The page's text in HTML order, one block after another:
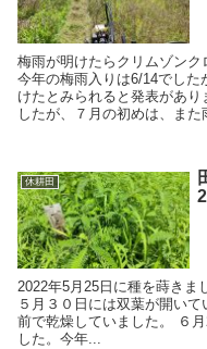
梅雨が明けたらクリムゾンク
今年の梅雨入りは6/14でし
けたとみられると発表があ
したが、７月の初めは、また
休耕田
2022年5月25日に種を蒔きま
５月３０日には双葉が開い
前で乾燥していました。 ６
した。今年...